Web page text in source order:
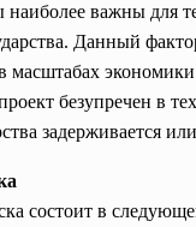
важны для
Данный
масштабах
безупречен в
задерживается
состоит в